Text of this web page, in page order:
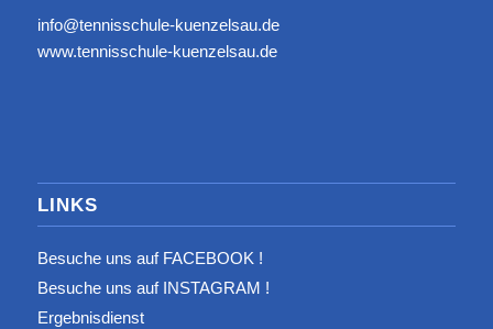
info@tennisschule-kuenzelsau.de
www.tennisschule-kuenzelsau.de
LINKS
Besuche uns auf FACEBOOK !
Besuche uns auf INSTAGRAM !
Ergebnisdienst